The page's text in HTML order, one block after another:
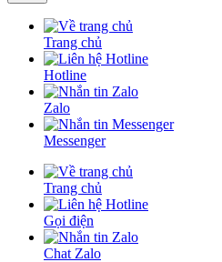
Trang chủ
Hotline
Zalo
Messenger
Trang chủ
Gọi điện
Chat Zalo